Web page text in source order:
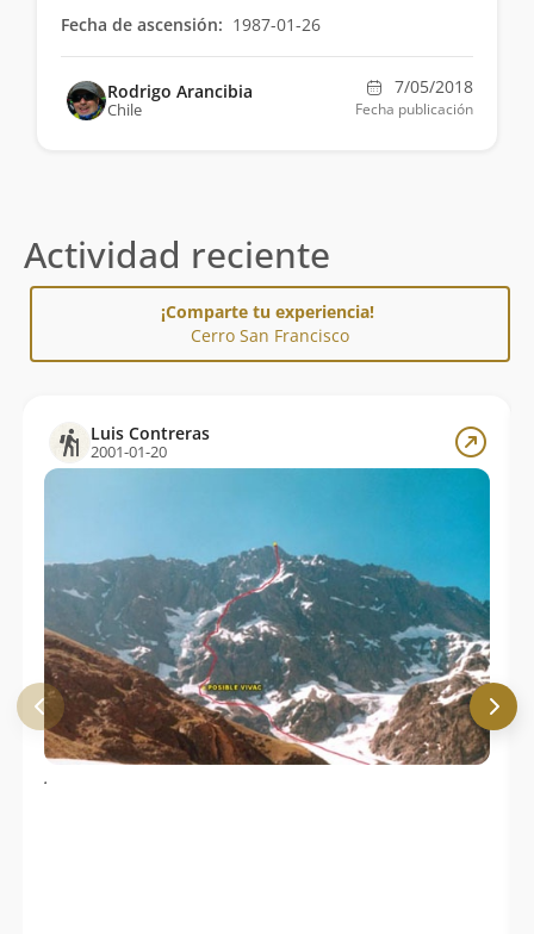
Fecha de ascensión: 1987-01-26
Rodrigo Arancibia
Chile
7/05/2018
Fecha publicación
Actividad reciente
¡Comparte tu experiencia!
Cerro San Francisco
Luis Contreras
2001-01-20
.